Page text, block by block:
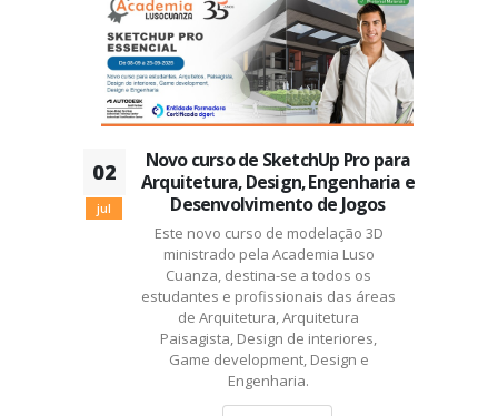
02
jul
Novo curso de SketchUp Pro para
Arquitetura, Design, Engenharia e
Desenvolvimento de Jogos
Este novo curso de modelação 3D
ministrado pela Academia Luso
Cuanza, destina-se a todos os
estudantes e profissionais das áreas
de Arquitetura, Arquitetura
Paisagista, Design de interiores,
Game development, Design e
Engenharia.